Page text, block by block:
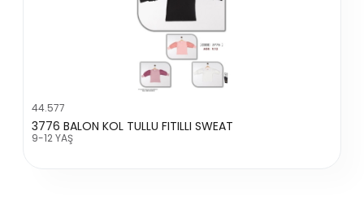
44.577
3776 BALON KOL TULLU FITILLI SWEAT
9-12 YAŞ